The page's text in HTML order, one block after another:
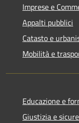
Imprese e
Appalti pubblici
Catasto e
Mobilità e
Educazione e
Giustizia e